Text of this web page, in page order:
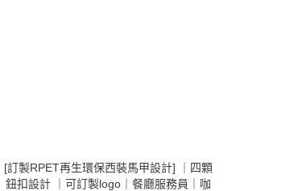
[訂製RPET再生環保西裝馬甲設計] ｜四顆
鈕扣設計 ｜可訂製logo｜餐廳服務員｜咖